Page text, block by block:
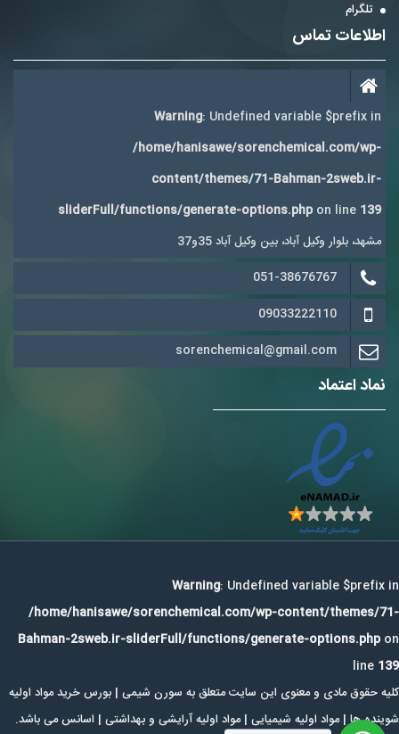
تلگرام
اطلاعات تماس
Warning: Undefined variable $prefix in
/home/hanisawe/sorenchemical.com/wp-
content/themes/71-Bahman-2sweb.ir-
sliderFull/functions/generate-options.php on line 139
مشهد، بلوار وکیل آباد، بین وکیل آباد 35و37
051-38676767
09033222110
sorenchemical@gmail.com
نماد اعتماد
Warning: Undefined variable $prefix in
/home/hanisawe/sorenchemical.com/wp-content/themes/71-
Bahman-2sweb.ir-sliderFull/functions/generate-options.phpon
line 139
کلیه حقوق مادی و معنوی این سایت متعلق به سورن شیمی | بورس خرید مواد اولیه
شوینده ها | مواد اولیه شیمیایی | مواد اولیه آرایشی و بهداشتی | اسانس می باشد.